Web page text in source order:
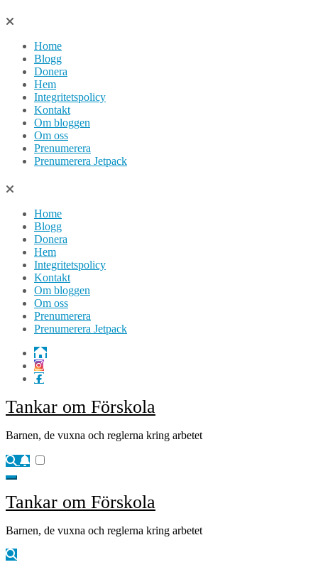
Hoppa
innehållHome
Blogg
Donera
Hem
Integritetspolicy
Kontakt
Om bloggen
Om oss
Prenumerera
Prenumerera Jetpack
Home
Blogg
Donera
Hem
Integritetspolicy
Kontakt
Om bloggen
Om oss
Prenumerera
Prenumerera Jetpack
Tankar om Förskola
Barnen, de vuxna och reglerna kring arbetet
Tankar om Förskola
Barnen, de vuxna och reglerna kring arbetet